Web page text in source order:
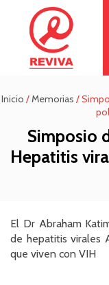
Inicio /Memorias /
Simposio
Hepatitis
El Dr Abraham
de hepatitis virales
que viven con VIH